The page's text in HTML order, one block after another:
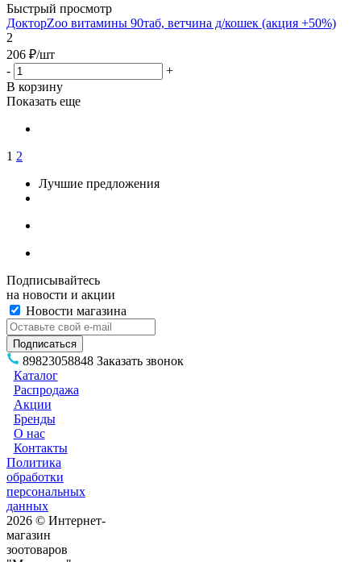
Быстрый просмотр
ДокторZoo витамины 90таб, ветчина д/кошек (акция +50%)
2
206 ₽/шт
-
+
В корзину
Показать еще
1 2
Лучшие предложения
Подписывайтесь
на новости и акции
Новости магазина
89823058848 Заказать звонок
Каталог
Распродажа
Акции
Бренды
О нас
Контакты
Политика
обработки
персональных
данных
2026 © Интернет-
магазин
зоотоваров